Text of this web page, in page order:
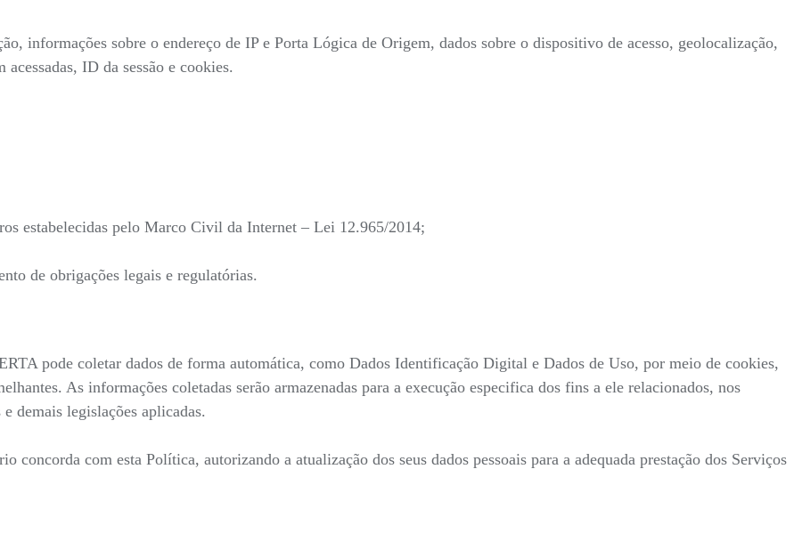
informações sobre o endereço de IP e Porta Lógica de Origem, dados sobre o dispositivo de acesso, geolocalização,
ID da sessão e cookies.
estabelecidas pelo Marco Civil da Internet – Lei 12.965/2014;
de obrigações legais e regulatórias.
pode coletar dados de forma automática, como Dados Identificação Digital e Dados de Uso, por meio de cookies,
As informações coletadas serão armazenadas para a execução especifica dos fins a ele relacionados, nos
demais legislações aplicadas.
concorda com esta Política, autorizando a atualização dos seus dados pessoais para a adequada prestação dos Serviços